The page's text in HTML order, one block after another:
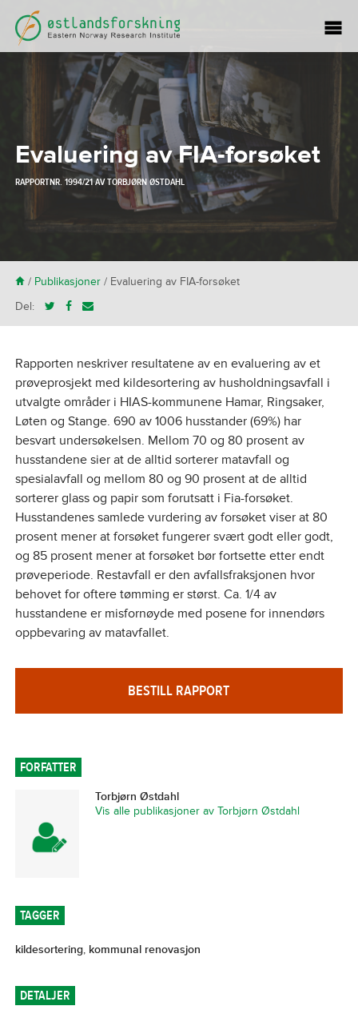
Evaluering av FIA-forsøket
RAPPORTNR. 1994/21 AVTORBJØRN ØSTDAHL
H/ Publikasjoner/ Evaluering av FIA-forsøket
Del:
Rapporten neskriver resultatene av en evaluering av et
prøveprosjekt med kildesortering av husholdningsavfall i
utvalgte områder i HIAS-kommunene Hamar, Ringsaker,
Løten og Stange. 690 av 1006 husstander (69%) har
besvart undersøkelsen. Mellom 70 og 80 prosent av
husstandene sier at de alltid sorterer matavfall og
spesialavfall og mellom 80 og 90 prosent at de alltid
sorterer glass og papir som forutsatt i Fia-forsøket.
Husstandenes samlede vurdering av forsøket viser at 80
prosent mener at forsøket fungerer svært godt eller godt,
og 85 prosent mener at forsøket bør fortsette etter endt
prøveperiode. Restavfall er den avfallsfraksjonen hvor
behovet for oftere tømming er størst. Ca. 1/4 av
husstandene er misfornøyde med posene for innendørs
oppbevaring av matavfallet.
BESTILL RAPPORT
FORFATTER
Torbjørn Østdahl
Vis alle publikasjoner av Torbjørn Østdahl
TAGGER
kildesortering, kommunal renovasjon
DETALJER